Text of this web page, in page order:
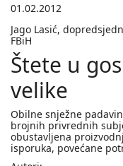
01.02.2012
Jago Lasić,
FBiH
Štete u
velike
Obilne snježne
brojnih privrednih
obustavljena
isporuka, povećane